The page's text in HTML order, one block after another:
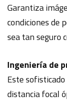
Garantiza
condiciones de
sea tan seguro
Ingeniería de
Este
distancia focal